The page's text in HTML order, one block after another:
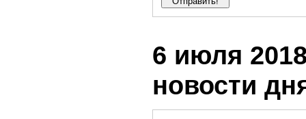
6 июля
новости